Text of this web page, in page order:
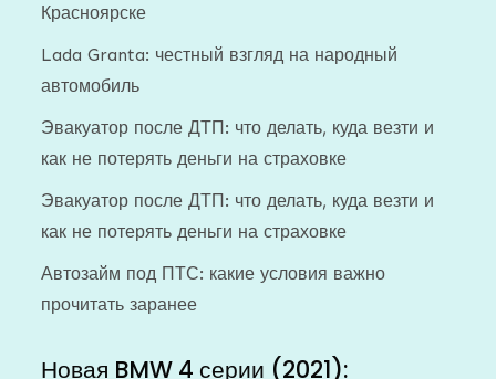
Красноярске
Lada Granta: честный взгляд на народный
автомобиль
Эвакуатор после ДТП: что делать, куда везти и
как не потерять деньги на страховке
Эвакуатор после ДТП: что делать, куда везти и
как не потерять деньги на страховке
Автозайм под ПТС: какие условия важно
прочитать заранее
Новая BMW 4 серии (2021):